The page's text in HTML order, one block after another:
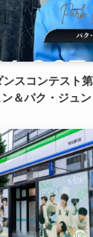
スコンテスト
＆パク・ジュ